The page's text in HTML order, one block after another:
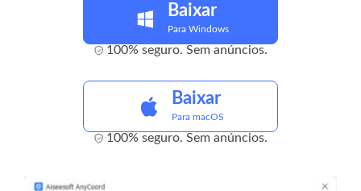
Baixar
Para Windows
100% seguro. Sem anúncios.
Baixar
Para macOS
100% seguro. Sem anúncios.